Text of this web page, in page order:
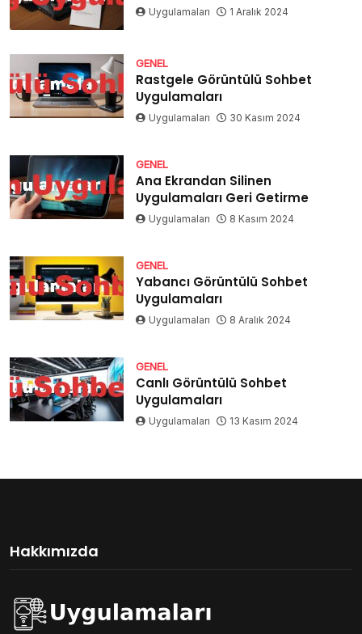
Uygulamaları 1 Aralık 2024
GENEL
Rastgele Görüntülü Sohbet
Uygulamaları
Uygulamaları 30 Kasım 2024
GENEL
Ana Ekrandan Silinen
Uygulamaları Geri Getirme
Uygulamaları 8 Kasım 2024
GENEL
Yabancı Görüntülü Sohbet
Uygulamaları
Uygulamaları 8 Aralık 2024
GENEL
Canlı Görüntülü Sohbet
Uygulamaları
Uygulamaları 13 Kasım 2024
Hakkımızda